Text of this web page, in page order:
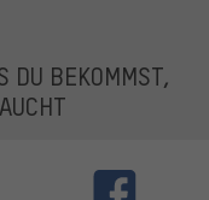
DU BEKOMMST,